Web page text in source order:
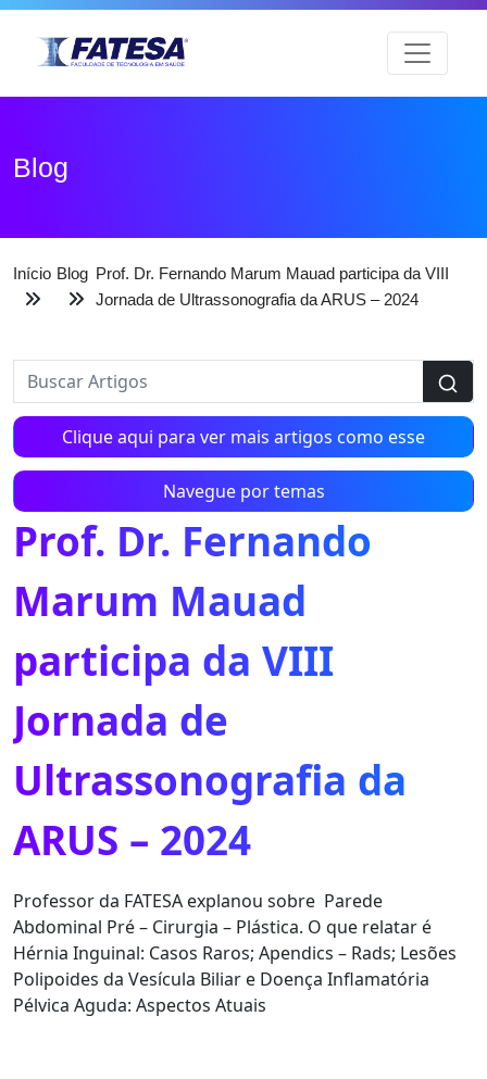
Blog
Início Blog Prof. Dr. Fernando Marum Mauad participa da VIII
Jornada de Ultrassonografia da ARUS – 2024
Clique aqui para ver mais artigos como esse
Navegue por temas
Prof. Dr. Fernando
Marum Mauad
participa da VIII
Jornada de
Ultrassonografia da
ARUS – 2024
Professor da FATESA explanou sobre Parede
Abdominal Pré – Cirurgia – Plástica. O que relatar é
Hérnia Inguinal: Casos Raros; Apendics – Rads; Lesões
Polipoides da Vesícula Biliar e Doença Inflamatória
Pélvica Aguda: Aspectos Atuais